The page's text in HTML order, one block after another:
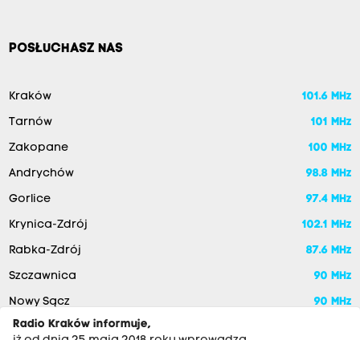
POSŁUCHASZ NAS
Kraków 101.6 MHz
Tarnów 101 MHz
Zakopane 100 MHz
Andrychów 98.8 MHz
Gorlice 97.4 MHz
Krynica-Zdrój 102.1 MHz
Rabka-Zdrój 87.6 MHz
Szczawnica 90 MHz
Nowy Sącz
90 MHz
Radio Kraków informuje,